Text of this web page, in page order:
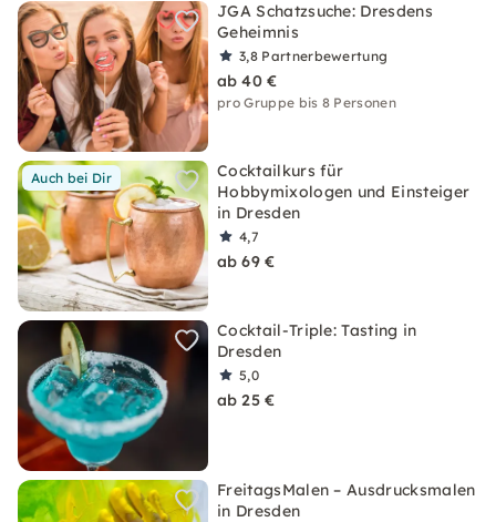
JGA Schatzsuche: Dresdens
Geheimnis
3,8 Partnerbewertung
ab 40 €
pro Gruppe bis 8 Personen
Auch bei Dir
Cocktailkurs für
Hobbymixologen und Einsteiger
in Dresden
4,7
ab 69 €
Cocktail-Triple: Tasting in
Dresden
5,0
ab 25 €
FreitagsMalen – Ausdrucksmalen
in Dresden